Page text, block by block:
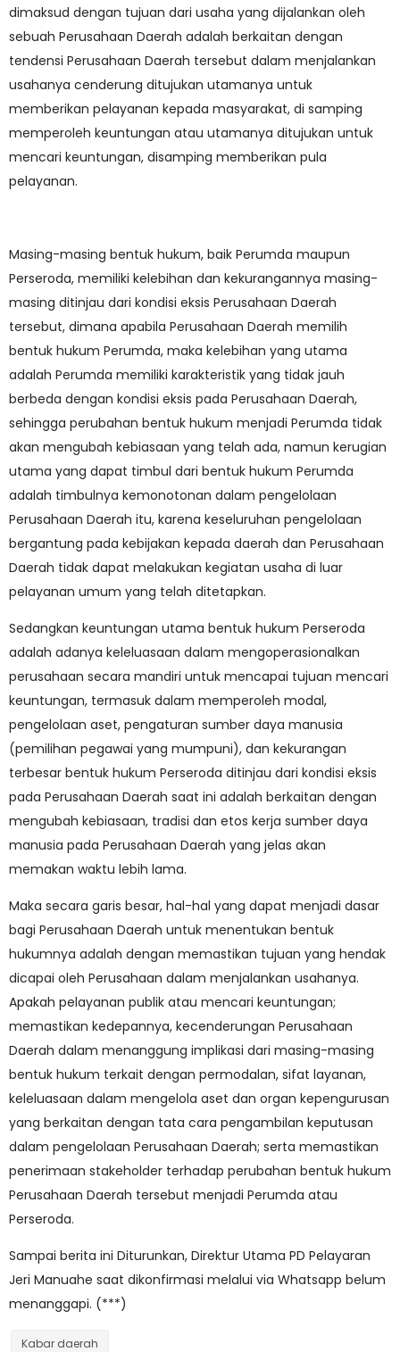
dimaksud dengan tujuan dari usaha yang dijalankan oleh
sebuah Perusahaan Daerah adalah berkaitan dengan
tendensi Perusahaan Daerah tersebut dalam menjalankan
usahanya cenderung ditujukan utamanya untuk
memberikan pelayanan kepada masyarakat, di samping
memperoleh keuntungan atau utamanya ditujukan untuk
mencari keuntungan, disamping memberikan pula
pelayanan.
Masing-masing bentuk hukum, baik Perumda maupun
Perseroda, memiliki kelebihan dan kekurangannya masing-
masing ditinjau dari kondisi eksis Perusahaan Daerah
tersebut, dimana apabila Perusahaan Daerah memilih
bentuk hukum Perumda, maka kelebihan yang utama
adalah Perumda memiliki karakteristik yang tidak jauh
berbeda dengan kondisi eksis pada Perusahaan Daerah,
sehingga perubahan bentuk hukum menjadi Perumda tidak
akan mengubah kebiasaan yang telah ada, namun kerugian
utama yang dapat timbul dari bentuk hukum Perumda
adalah timbulnya kemonotonan dalam pengelolaan
Perusahaan Daerah itu, karena keseluruhan pengelolaan
bergantung pada kebijakan kepada daerah dan Perusahaan
Daerah tidak dapat melakukan kegiatan usaha di luar
pelayanan umum yang telah ditetapkan.
Sedangkan keuntungan utama bentuk hukum Perseroda
adalah adanya keleluasaan dalam mengoperasionalkan
perusahaan secara mandiri untuk mencapai tujuan mencari
keuntungan, termasuk dalam memperoleh modal,
pengelolaan aset, pengaturan sumber daya manusia
(pemilihan pegawai yang mumpuni), dan kekurangan
terbesar bentuk hukum Perseroda ditinjau dari kondisi eksis
pada Perusahaan Daerah saat ini adalah berkaitan dengan
mengubah kebiasaan, tradisi dan etos kerja sumber daya
manusia pada Perusahaan Daerah yang jelas akan
memakan waktu lebih lama.
Maka secara garis besar, hal-hal yang dapat menjadi dasar
bagi Perusahaan Daerah untuk menentukan bentuk
hukumnya adalah dengan memastikan tujuan yang hendak
dicapai oleh Perusahaan dalam menjalankan usahanya.
Apakah pelayanan publik atau mencari keuntungan;
memastikan kedepannya, kecenderungan Perusahaan
Daerah dalam menanggung implikasi dari masing-masing
bentuk hukum terkait dengan permodalan, sifat layanan,
keleluasaan dalam mengelola aset dan organ kepengurusan
yang berkaitan dengan tata cara pengambilan keputusan
dalam pengelolaan Perusahaan Daerah; serta memastikan
penerimaan stakeholder terhadap perubahan bentuk hukum
Perusahaan Daerah tersebut menjadi Perumda atau
Perseroda.
Sampai berita ini Diturunkan, Direktur Utama PD Pelayaran
Jeri Manuahe saat dikonfirmasi melalui via Whatsapp belum
menanggapi. (***)
Kabar daerah